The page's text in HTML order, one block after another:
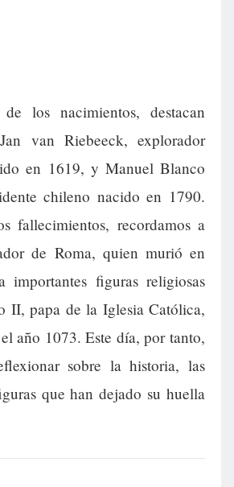
los nacimientos, destacan
van Riebeeck, explorador
en 1619, y Manuel Blanco
chileno nacido en 1790.
fallecimientos, recordamos a
de Roma, quien murió en
figuras religiosas
II, papa de la Iglesia Católica,
año 1073. Este día, por tanto,
sobre la historia, las
que han dejado su huella